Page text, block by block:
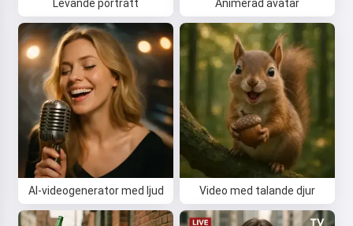
Levande porträtt Animerad avatar
AI-videogenerator med ljud Video med talande djur